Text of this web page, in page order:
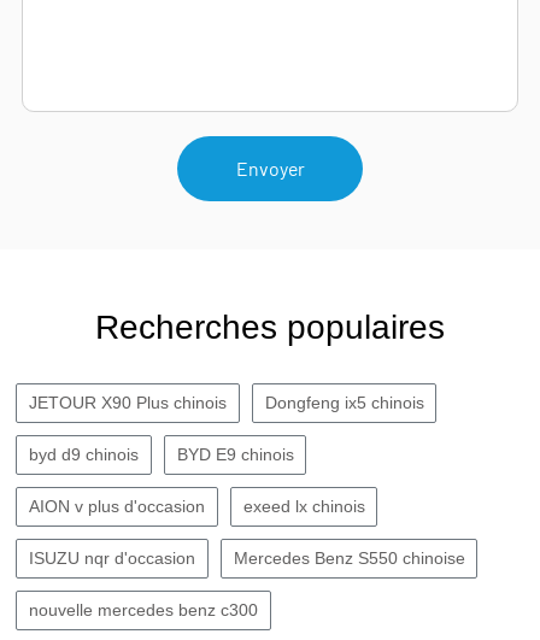
Envoyer
Recherches populaires
JETOUR X90 Plus chinois Dongfeng ix5 chinois
byd d9 chinois BYD E9 chinois
AION v plus d'occasion exeed lx chinois
ISUZU nqr d'occasion Mercedes Benz S550 chinoise
nouvelle mercedes benz c300